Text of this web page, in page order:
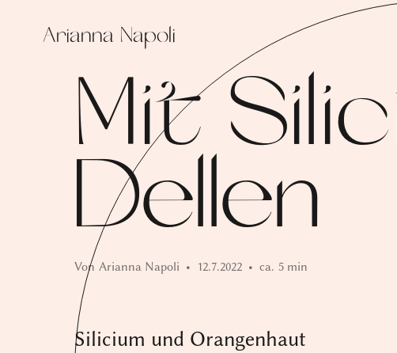
Arianna Napoli
Mit
Dellen
Von Arianna Napoli • 12.7.2022 • ca. 5 min
Silicium und Orangenhaut